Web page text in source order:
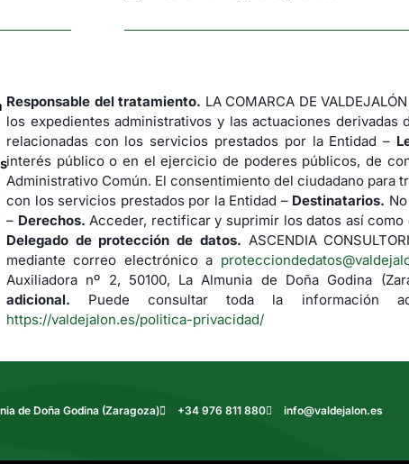
Responsable del tratamiento. LA COMARCA DE
los expedientes administrativos y las actuaciones
relacionadas con los servicios prestados por la Entidad –
interés público o en el ejercicio de poderes públicos, de
Administrativo Común. El consentimiento del ciudadano
con los servicios prestados por la Entidad – Destinatarios.
– Derechos. Acceder, rectificar y suprimir los datos así
Delegado de protección de datos. ASCENDIA
mediante correo electrónico a
Auxiliadora nº 2, 50100, La Almunia de Doña Godina
adicional. Puede consultar toda la información
https://valdejalon.es/politica-privacidad/
de Doña Godina (Zaragoza) +34 976 811 880 info@valdejalon.es